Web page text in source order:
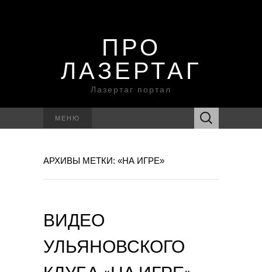
ПРО
ЛАЗЕРТАГ
Лазертаг портал
МЕНЮ Найти:
АРХИВЫ МЕТКИ: «НА ИГРЕ»
ВИДЕО
УЛЬЯНОВСКОГО